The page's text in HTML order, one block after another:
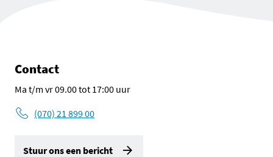
Contact
Ma t/m vr 09.00 tot 17:00 uur
(070) 21 899 00
Stuur ons een bericht